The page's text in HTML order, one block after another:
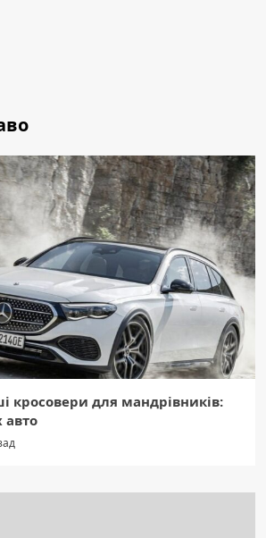
кросовери для мандрівників:
авто